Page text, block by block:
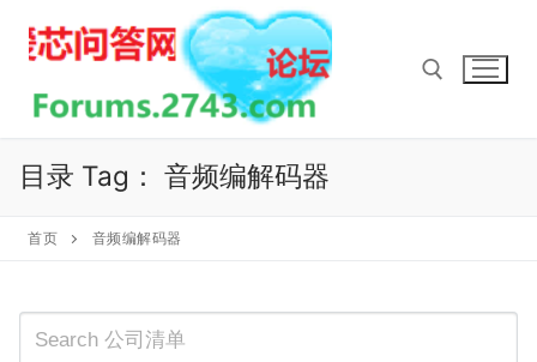
Search for:
目录 Tag： 音频编解码器
首页 音频编解码器